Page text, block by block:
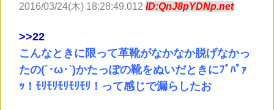
2016/03/24(木) 18:28:49.012 ID:QnJ8pYDNp.net
>>22
こんなときに限って革靴がなかなか脱げなかっ
たの(´･ω･`)かたっぽの靴をぬいだときにﾌﾞﾊﾟｧ
ｯ！ﾓﾘﾓﾘﾓﾘﾓﾘﾓﾘ！って感じで漏らしたお